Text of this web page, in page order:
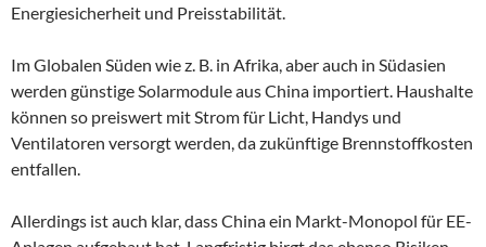
Energiesicherheit und Preisstabilität.
Im Globalen Süden wie z. B. in Afrika, aber auch in Südasien
werden günstige Solarmodule aus China importiert. Haushalte
können so preiswert mit Strom für Licht, Handys und
Ventilatoren versorgt werden, da zukünftige Brennstoffkosten
entfallen.
Allerdings ist auch klar, dass China ein Markt-Monopol für EE-